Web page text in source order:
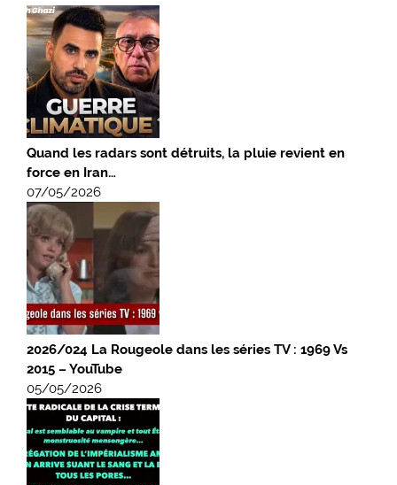
Quand les radars sont détruits, la pluie revient en
force en Iran…
07/05/2026
2026/024 La Rougeole dans les séries TV : 1969 Vs
2015 – YouTube
05/05/2026